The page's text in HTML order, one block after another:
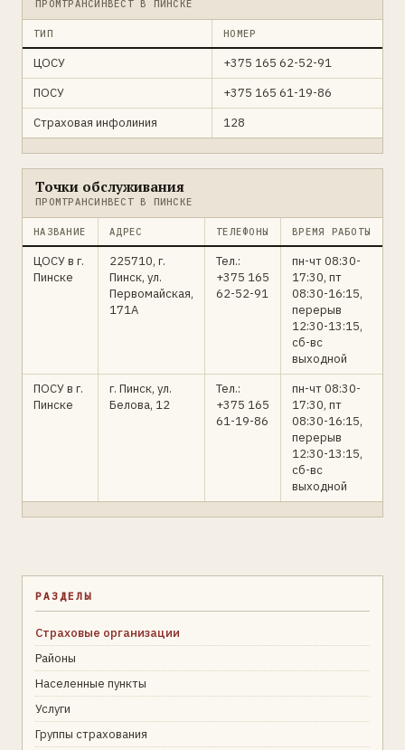
ПРОМТРАНСИНВЕСТ В ПИНСКЕ
ТИП НОМЕР
ЦОСУ
+375 165 62-52-91
ПОСУ
+375 165 61-19-86
Страховая инфолиния
128
Точки обслуживания
ПРОМТРАНСИНВЕСТ В ПИНСКЕ
НАЗВАНИЕ АДРЕС ТЕЛЕФОНЫ ВРЕМЯ РАБОТЫ
ЦОСУ в г.
Пинске
225710, г.
Пинск, ул.
Первомайская,
171А
Тел.:
+375 165
62-52-91
пн-чт 08:30-
17:30, пт
08:30-16:15,
перерыв
12:30-13:15,
сб-вс
выходной
ПОСУ в г.
Пинске
г. Пинск, ул.
Белова, 12
Тел.:
+375 165
61-19-86
пн-чт 08:30-
17:30, пт
08:30-16:15,
перерыв
12:30-13:15,
сб-вс
выходной
РАЗДЕЛЫ
Страховые организации
Районы
Населенные пункты
Услуги
Группы страхования